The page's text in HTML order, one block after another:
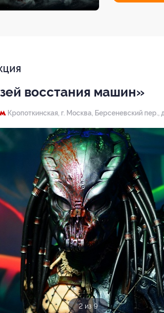
восстания машин»
Кропоткинская, г. Москва, Берсеневский пер.,
3 из 9